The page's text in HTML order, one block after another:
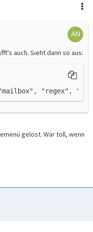
auch. Sieht dann so aus:
"regex",
gelöst. Wär toll, wenn